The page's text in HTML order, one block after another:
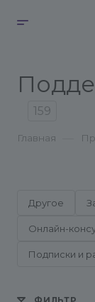
159
Главная
Другое
Онлайн-
Подписки и